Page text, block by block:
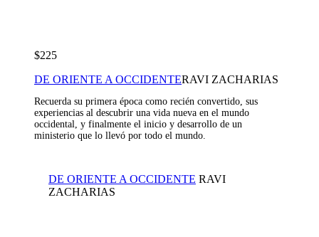
$225
DE ORIENTE A OCCIDENTERAVI ZACHARIAS
Recuerda su primera época como recién convertido, sus
experiencias al descubrir una vida nueva en el mundo
occidental, y finalmente el inicio y desarrollo de un
ministerio que lo llevó por todo el mundo.
DE ORIENTE A OCCIDENTE RAVI
ZACHARIAS